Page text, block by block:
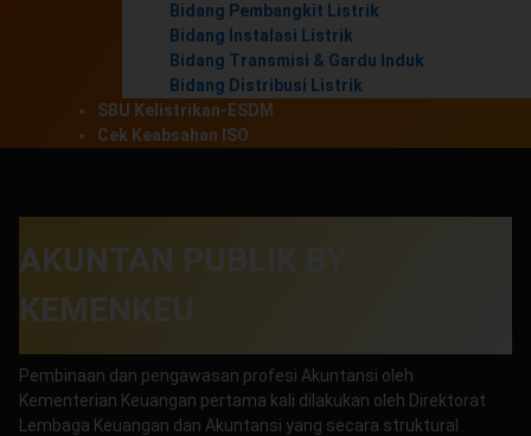
Bidang Pembangkit Listrik
Bidang Instalasi Listrik
Bidang Transmisi & Gardu Induk
Bidang Distribusi Listrik
SBU Kelistrikan-ESDM
Cek Keabsahan ISO
AKUNTAN PUBLIK BY
KEMENKEU
Pembinaan dan pengawasan profesi Akuntansi oleh
Kementerian Keuangan pertama kali dilakukan oleh Direktorat
Lembaga Keuangan dan Akuntansi yang secara struktural